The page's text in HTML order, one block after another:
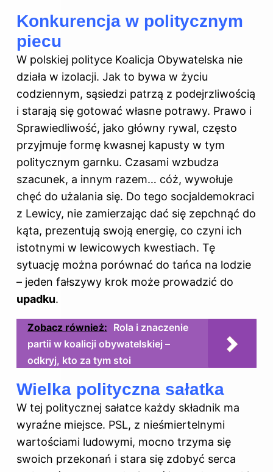
Konkurencja w politycznym
piecu
W polskiej polityce Koalicja Obywatelska nie
działa w izolacji. Jak to bywa w życiu
codziennym, sąsiedzi patrzą z podejrzliwością
i starają się gotować własne potrawy. Prawo i
Sprawiedliwość, jako główny rywal, często
przyjmuje formę kwasnej kapusty w tym
politycznym garnku. Czasami wzbudza
szacunek, a innym razem… cóż, wywołuje
chęć do użalania się. Do tego socjaldemokraci
z Lewicy, nie zamierzając dać się zepchnąć do
kąta, prezentują swoją energię, co czyni ich
istotnymi w lewicowych kwestiach. Tę
sytuację można porównać do tańca na lodzie
– jeden fałszywy krok może prowadzić do
upadku.
Zobacz również: Rola i znaczenie
partii w koalicji obywatelskiej –
odkryj, kto za tym stoi
Wielka polityczna sałatka
W tej politycznej sałatce każdy składnik ma
wyraźne miejsce. PSL, z nieśmiertelnymi
wartościami ludowymi, mocno trzyma się
swoich przekonań i stara się zdobyć serca